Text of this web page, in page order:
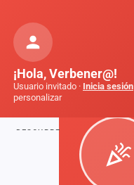
Inicio Fiestas
¡Hola, Verbener@!
Usuario invitado · Inicia sesión
personalizar
DESCUBRE